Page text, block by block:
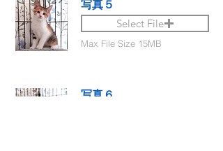
写真５
Select File
Max File Size 15MB
写真６